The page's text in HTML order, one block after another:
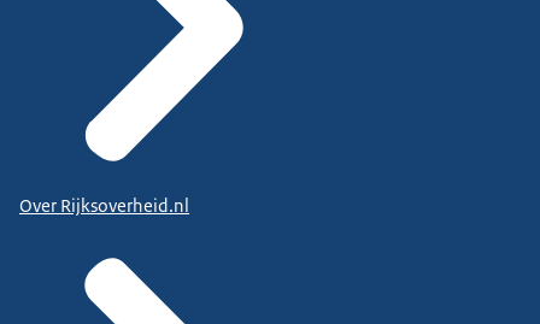
Over Rijksoverheid.nl